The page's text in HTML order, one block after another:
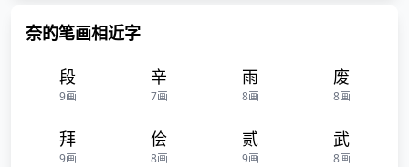
奈的笔画相近字
段
9画
辛
7画
雨
8画
废
8画
拜
9画
侩
8画
贰
9画
武
8画